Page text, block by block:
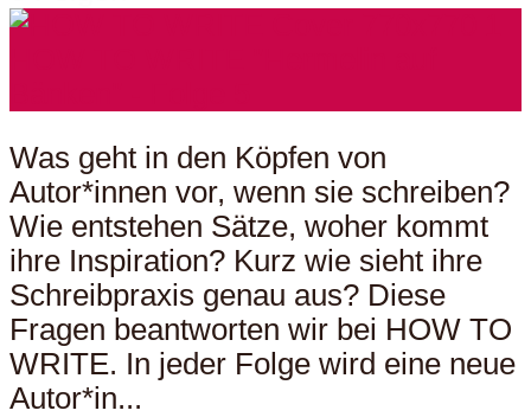
Was geht in den Köpfen von
Autor*innen vor, wenn sie schreiben?
Wie entstehen Sätze, woher kommt
ihre Inspiration? Kurz wie sieht ihre
Schreibpraxis genau aus? Diese
Fragen beantworten wir bei HOW TO
WRITE. In jeder Folge wird eine neue
Autor*in...